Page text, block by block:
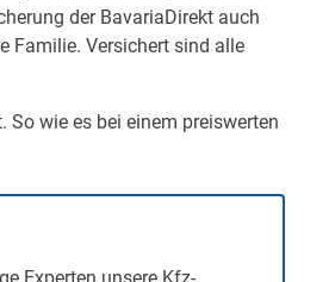
der BavariaDirekt auch
Familie. Versichert sind alle
So wie es bei einem preiswerten